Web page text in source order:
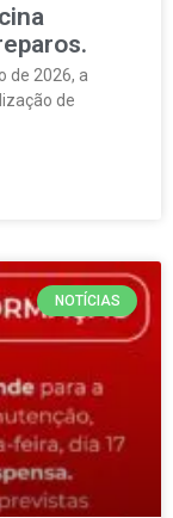
de 2026, a
de
NOTÍCIAS